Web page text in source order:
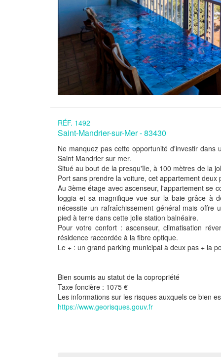
RÉF. 1492
Saint-Mandrier-sur-Mer - 83430
Ne manquez pas cette opportunité d'investir
Saint Mandrier sur mer.
Situé au bout de la presqu'île, à 100 mètres de la
Port sans prendre la voiture, cet appartement
Au 3ème étage avec ascenseur, l'appartement se
loggia et sa magnifique vue sur la baie grâce à
nécessite un rafraîchissement général mais
pied à terre dans cette jolie station balnéaire.
Pour votre confort : ascenseur, climatisation
résidence raccordée à la fibre optique.
Le + : un grand parking municipal à deux pas + la
Bien soumis au statut de la copropriété
Taxe foncière : 1075 €
Les informations sur les risques auxquels ce bien
https://www.georisques.gouv.fr